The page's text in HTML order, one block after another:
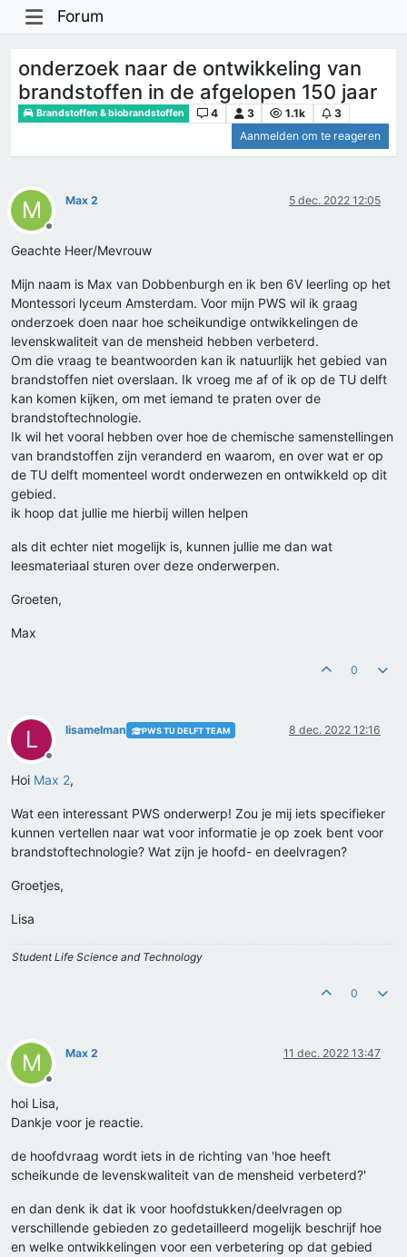
Forum
onderzoek naar de ontwikkeling van
brandstoffen in de afgelopen 150 jaar
Brandstoffen & biobrandstoffen 4 3 1.1k
3
Aanmelden om te reageren
M
Offline
Max 2 5 dec. 2022 12:05
Geachte Heer/Mevrouw
Mijn naam is Max van Dobbenburgh en ik ben 6V leerling op het
Montessori lyceum Amsterdam. Voor mijn PWS wil ik graag
onderzoek doen naar hoe scheikundige ontwikkelingen de
levenskwaliteit van de mensheid hebben verbeterd.
Om die vraag te beantwoorden kan ik natuurlijk het gebied van
brandstoffen niet overslaan. Ik vroeg me af of ik op de TU delft
kan komen kijken, om met iemand te praten over de
brandstoftechnologie.
Ik wil het vooral hebben over hoe de chemische samenstellingen
van brandstoffen zijn veranderd en waarom, en over wat er op
de TU delft momenteel wordt onderwezen en ontwikkeld op dit
gebied.
ik hoop dat jullie me hierbij willen helpen
als dit echter niet mogelijk is, kunnen jullie me dan wat
leesmateriaal sturen over deze onderwerpen.
Groeten,
Max
0
L
Offline
lisamelman PWS TU DELFT TEAM 8 dec. 2022 12:16
Hoi Max 2,
Wat een interessant PWS onderwerp! Zou je mij iets specifieker
kunnen vertellen naar wat voor informatie je op zoek bent voor
brandstoftechnologie? Wat zijn je hoofd- en deelvragen?
Groetjes,
Lisa
Student Life Science and Technology
0
M
Offline
Max 2 11 dec. 2022 13:47
hoi Lisa,
Dankje voor je reactie.
de hoofdvraag wordt iets in de richting van 'hoe heeft
scheikunde de levenskwaliteit van de mensheid verbeterd?'
en dan denk ik dat ik voor hoofdstukken/deelvragen op
verschillende gebieden zo gedetailleerd mogelijk beschrijf hoe
en welke ontwikkelingen voor een verbetering op dat gebied